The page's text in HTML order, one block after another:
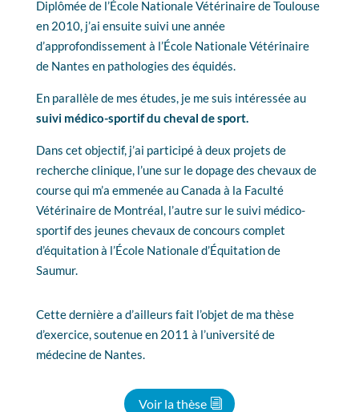
Diplômée de l’École Nationale Vétérinaire de Toulouse
en 2010, j’ai ensuite suivi une année
d’approfondissement à l’École Nationale Vétérinaire
de Nantes en pathologies des équidés.
En parallèle de mes études, je me suis intéressée au
suivi médico-sportif du cheval de sport.
Dans cet objectif, j’ai participé à deux projets de
recherche clinique, l’une sur le dopage des chevaux de
course qui m’a emmenée au Canada à la Faculté
Vétérinaire de Montréal, l’autre sur le suivi médico-
sportif des jeunes chevaux de concours complet
d’équitation à l’École Nationale d’Équitation de
Saumur.
Cette dernière a d’ailleurs fait l’objet de ma thèse
d’exercice, soutenue en 2011 à l’université de
médecine de Nantes.
Voir la thèse